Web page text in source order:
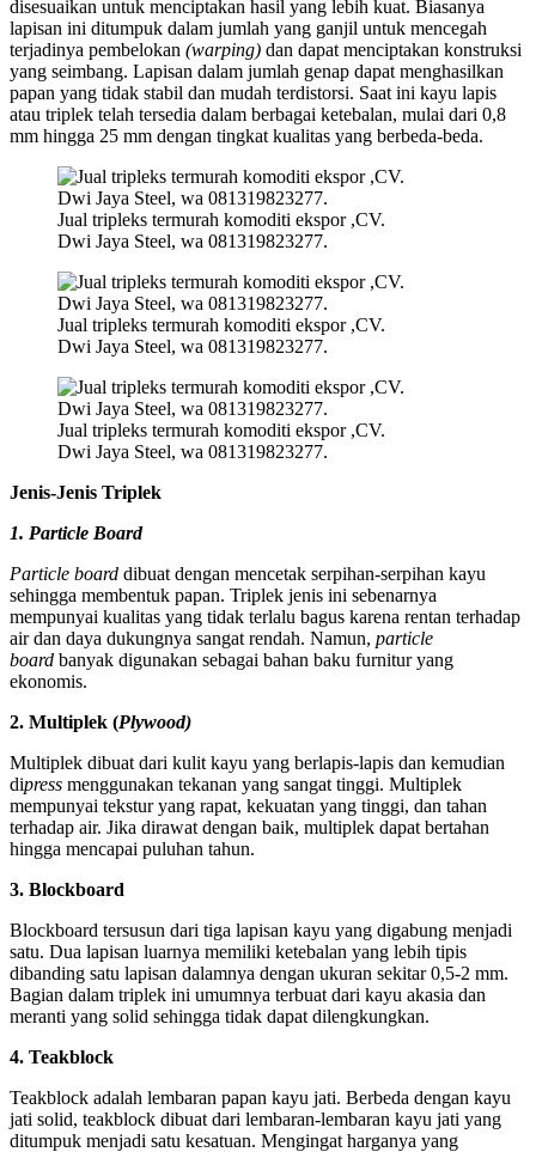
disesuaikan untuk menciptakan hasil yang lebih kuat. Biasanya
lapisan ini ditumpuk dalam jumlah yang ganjil untuk mencegah
terjadinya pembelokan (warping) dan dapat menciptakan konstruksi
yang seimbang. Lapisan dalam jumlah genap dapat menghasilkan
papan yang tidak stabil dan mudah terdistorsi. Saat ini kayu lapis
atau triplek telah tersedia dalam berbagai ketebalan, mulai dari 0,8
mm hingga 25 mm dengan tingkat kualitas yang berbeda-beda.
Jual tripleks termurah komoditi ekspor ,CV.
Dwi Jaya Steel, wa 081319823277.
Jual tripleks termurah komoditi ekspor ,CV.
Dwi Jaya Steel, wa 081319823277.
Jual tripleks termurah komoditi ekspor ,CV.
Dwi Jaya Steel, wa 081319823277.
Jenis-Jenis Triplek
1. Particle Board
Particle board dibuat dengan mencetak serpihan-serpihan kayu
sehingga membentuk papan. Triplek jenis ini sebenarnya
mempunyai kualitas yang tidak terlalu bagus karena rentan terhadap
air dan daya dukungnya sangat rendah. Namun, particle
board banyak digunakan sebagai bahan baku furnitur yang
ekonomis.
2. Multiplek (Plywood)
Multiplek dibuat dari kulit kayu yang berlapis-lapis dan kemudian
dipress menggunakan tekanan yang sangat tinggi. Multiplek
mempunyai tekstur yang rapat, kekuatan yang tinggi, dan tahan
terhadap air. Jika dirawat dengan baik, multiplek dapat bertahan
hingga mencapai puluhan tahun.
3. Blockboard
Blockboard tersusun dari tiga lapisan kayu yang digabung menjadi
satu. Dua lapisan luarnya memiliki ketebalan yang lebih tipis
dibanding satu lapisan dalamnya dengan ukuran sekitar 0,5-2 mm.
Bagian dalam triplek ini umumnya terbuat dari kayu akasia dan
meranti yang solid sehingga tidak dapat dilengkungkan.
4. Teakblock
Teakblock adalah lembaran papan kayu jati. Berbeda dengan kayu
jati solid, teakblock dibuat dari lembaran-lembaran kayu jati yang
ditumpuk menjadi satu kesatuan. Mengingat harganya yang